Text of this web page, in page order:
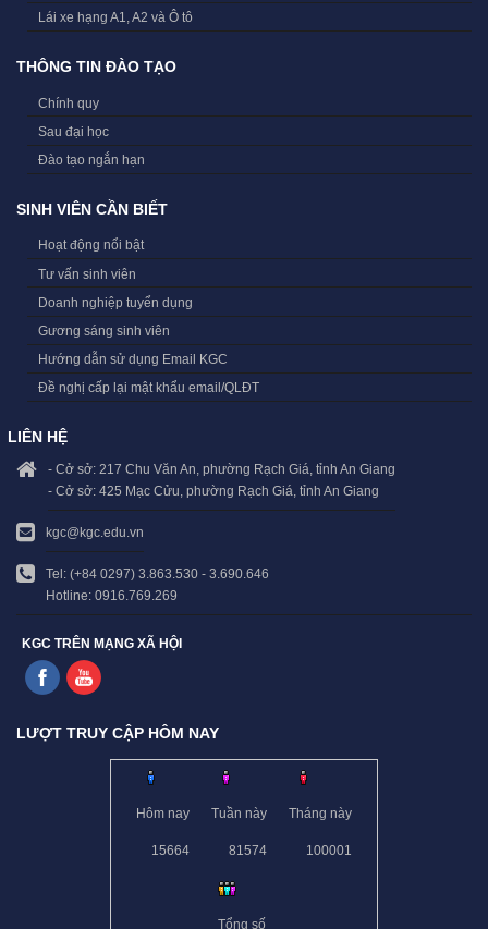
Lái xe hạng A1, A2 và Ô tô
THÔNG TIN ĐÀO TẠO
Chính quy
Sau đại học
Đào tạo ngắn hạn
SINH VIÊN CẦN BIẾT
Hoạt động nổi bật
Tư vấn sinh viên
Doanh nghiệp tuyển dụng
Gương sáng sinh viên
Hướng dẫn sử dụng Email KGC
Đề nghị cấp lại mật khẩu email/QLĐT
LIÊN HỆ
- Cở sở: 217 Chu Văn An, phường Rạch Giá, tỉnh An Giang
- Cở sở: 425 Mạc Cửu, phường Rạch Giá, tỉnh An Giang
kgc@kgc.edu.vn
Tel: (+84 0297) 3.863.530 - 3.690.646
Hotline: 0916.769.269
KGC TRÊN MẠNG XÃ HỘI
LƯỢT TRUY CẬP HÔM NAY
Hôm nay
15664
Tuần này
81574
Tháng này
100001
Tổng số